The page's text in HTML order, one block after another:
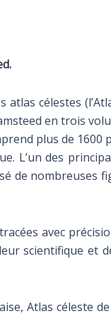
célestes
en trois
plus de 1600
L’un des
de nombreuses
avec
scientifique et
Atlas céleste